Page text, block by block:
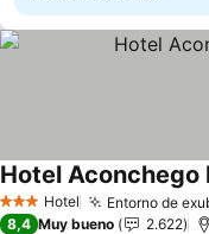
3 Estrellas
Hotel Entorno de
Hotel Aconchego
8,4 Muy bueno 2.622